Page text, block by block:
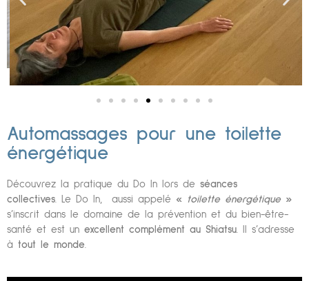
Automassages pour une toilette
énergétique
Découvrez la pratique du Do In lors de séances
collectives. Le Do In, aussi appelé « toilette énergétique»
s’inscrit dans le domaine de la prévention et du bien-être-
santé et est un excellent complément au Shiatsu.
Il s’adresse
à tout le monde.